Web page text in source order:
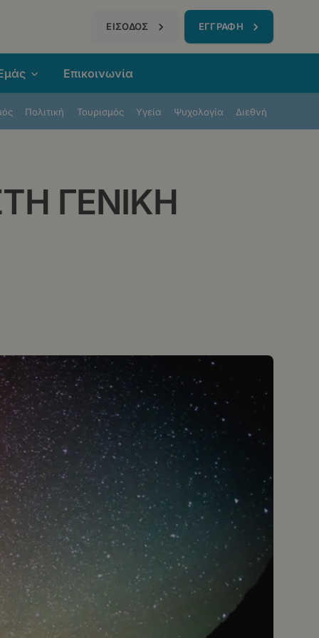
ΕΙΣΟΔΟΣ ΕΓΓΡΑΦΗ
Πολιτική Τουρισμός Υγεία Ψυχολογία Διεθνή
Επικοινωνία
ΓΕΝΙΚΗ